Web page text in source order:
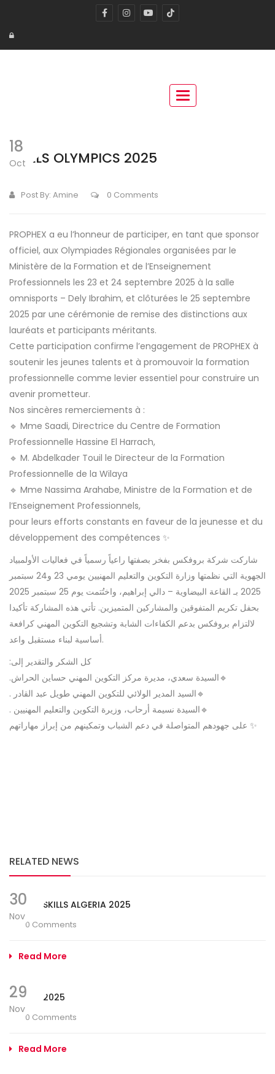
Toggle navigation
18
Oct
SKILLS OLYMPICS 2025
Post By: Amine 0 Comments
PROPHEX a eu l’honneur de participer, en tant que sponsor
officiel, aux Olympiades Régionales organisées par le
Ministère de la Formation et de l’Enseignement
Professionnels les 23 et 24 septembre 2025 à la salle
omnisports – Dely Ibrahim, et clôturées le 25 septembre
2025 par une cérémonie de remise des distinctions aux
lauréats et participants méritants.
Cette participation confirme l’engagement de PROPHEX à
soutenir les jeunes talents et à promouvoir la formation
professionnelle comme levier essentiel pour construire un
avenir prometteur.
Nos sincères remerciements à :
🔹 Mme Saadi, Directrice du Centre de Formation
Professionnelle Hassine El Harrach,
🔹 M. Abdelkader Touil le Directeur de la Formation
Professionnelle de la Wilaya
🔹 Mme Nassima Arahabe, Ministre de la Formation et de
l’Enseignement Professionnels,
pour leurs efforts constants en faveur de la jeunesse et du
développement des compétences ✨
شاركت شركة بروفكس بفخر بصفتها راعياً رسمياً في فعاليات الأولمبياد
الجهوية التي نظمتها وزارة التكوين والتعليم المهنيين يومي 23 و24 سبتمبر
2025 بـ القاعة البيضاوية – دالي إبراهيم، واختُتمت يوم 25 سبتمبر 2025
بحفل تكريم المتفوقين والمشاركين المتميزين. تأتي هذه المشاركة تأكيدا
لالتزام بروفكس بدعم الكفاءات الشابة وتشجيع التكوين المهني كرافعة
أساسية لبناء مستقبل واعد.
:كل الشكر والتقدير إلى
.السيدة سعدي، مديرة مركز التكوين المهني حساين الحراش🔹
. السيد المدير الولائي للتكوين المهني طويل عبد القادر🔹
. السيدة نسيمة أرحاب، وزيرة التكوين والتعليم المهنيين🔹
على جهودهم المتواصلة في دعم الشباب وتمكينهم من إبراز مهاراتهم ✨
RELATED NEWS
30
Nov
WORLD SKILLS ALGERIA 2025
0 Comments
Read More
29
Nov
SIVECC 2025
0 Comments
Read More